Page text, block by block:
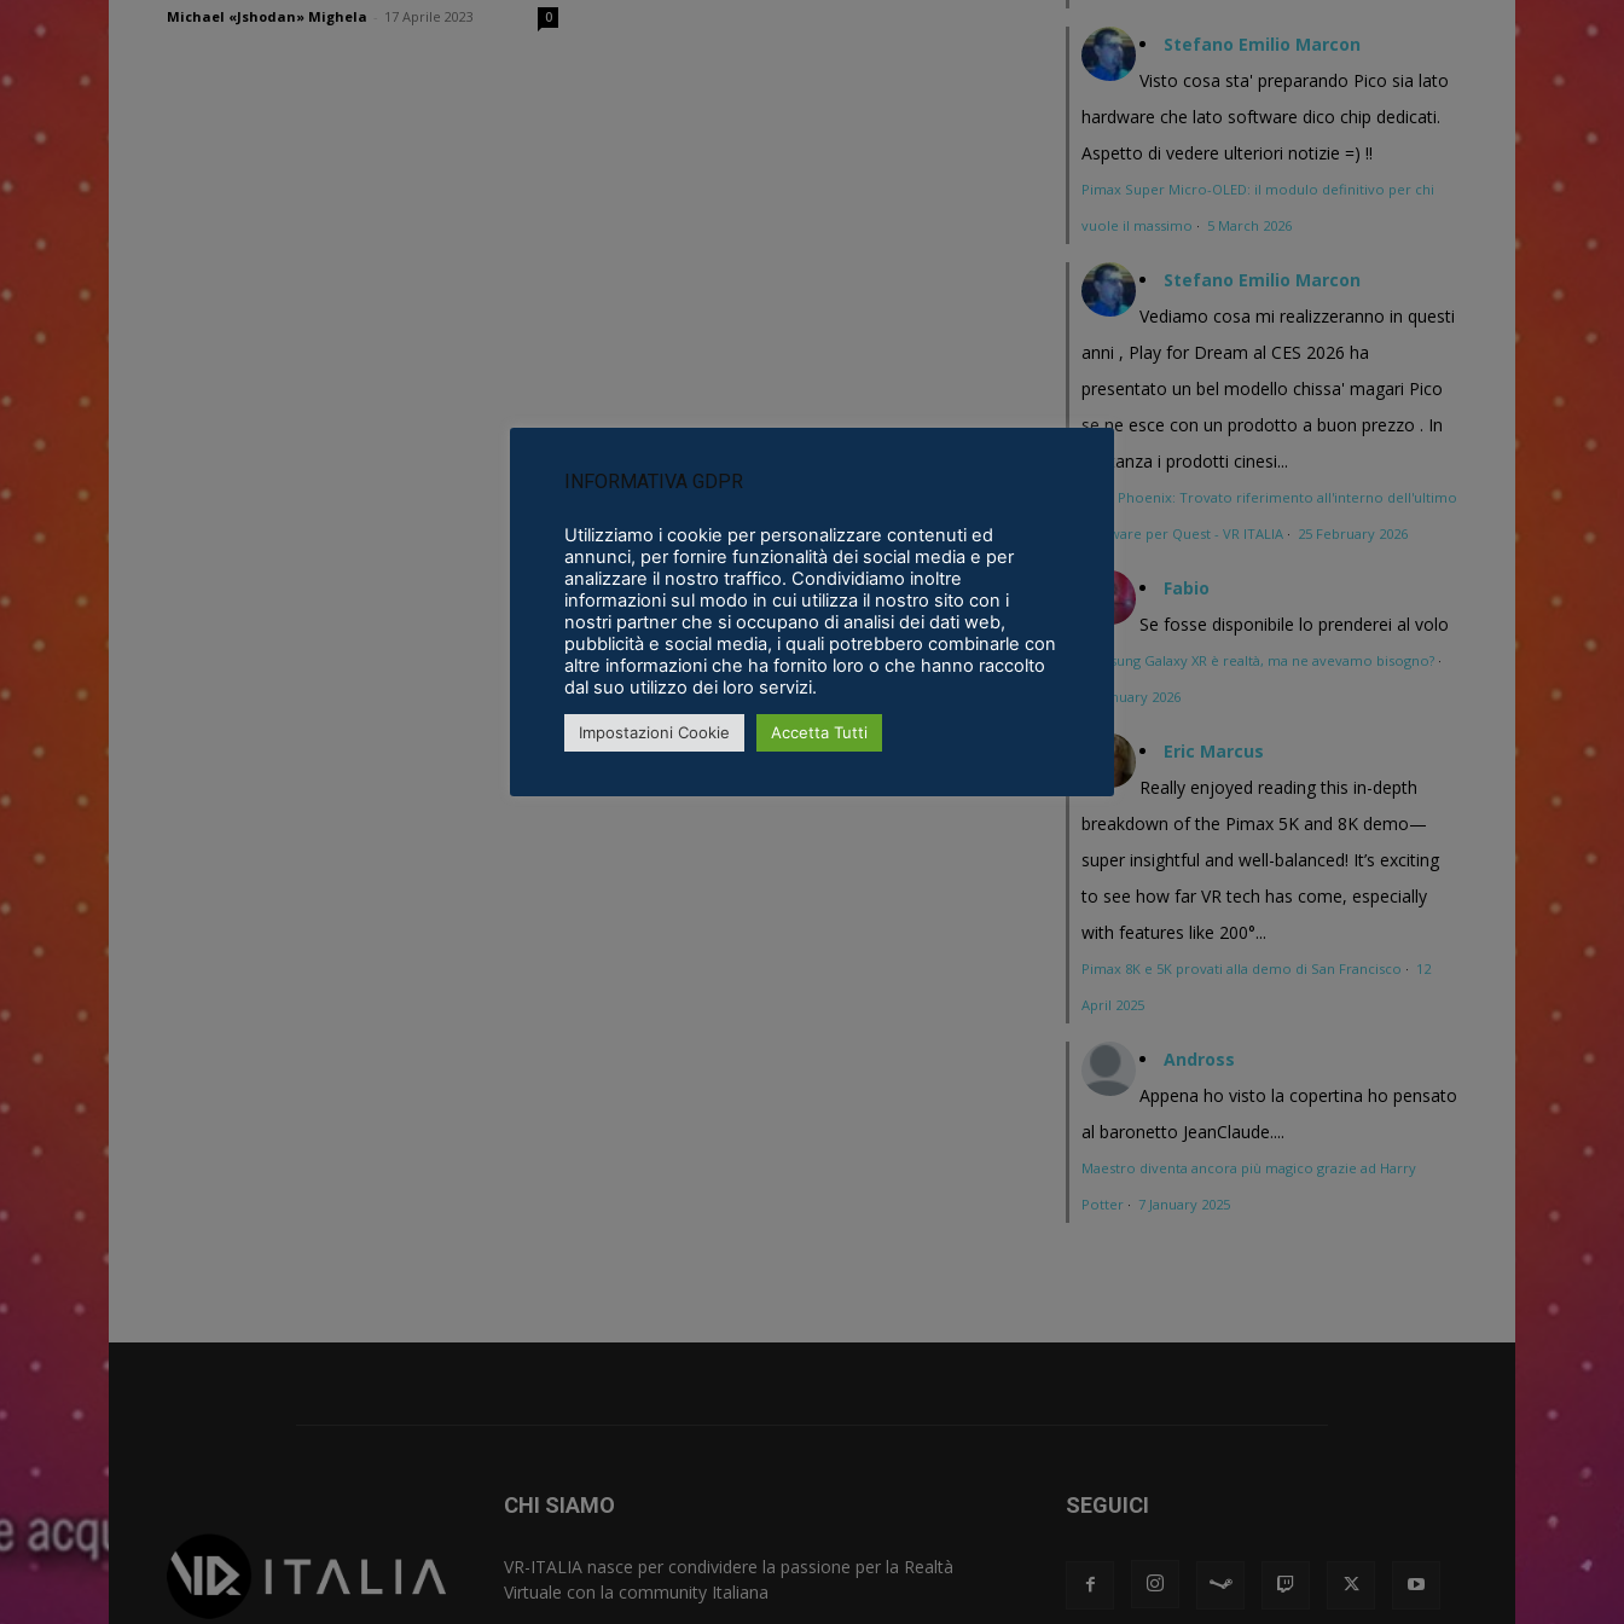
Michael «Jshodan» Mighela 17 Aprile 2023 0
Stefano Emilio Marcon
Visto cosa sta' preparando Pico sia lato
hardware che lato software dico chip dedicati.
Aspetto di vedere ulteriori notizie =) !!
Pimax Super Micro-OLED: il modulo definitivo per chi
vuole il massimo · 5 March 2026
Stefano Emilio Marcon
Vediamo cosa mi realizzeranno in questi
anni , Play for Dream al CES 2026 ha
presentato un bel modello chissa' magari Pico
se ne esce con un prodotto a buon prezzo . In
sostanza i prodotti cinesi...
Meta Phoenix: Trovato riferimento all'interno dell'ultimo
firmware per Quest - VR ITALIA · 25 February 2026
Fabio
Se fosse disponibile lo prenderei al volo
Samsung Galaxy XR è realtà, ma ne avevamo bisogno? ·
16 January 2026
Eric Marcus
Really enjoyed reading this in-depth
breakdown of the Pimax 5K and 8K demo—
super insightful and well-balanced! It’s exciting
to see how far VR tech has come, especially
with features like 200°...
Pimax 8K e 5K provati alla demo di San Francisco · 12
April 2025
Andross
Appena ho visto la copertina ho pensato
al baronetto JeanClaude....
Maestro diventa ancora più magico grazie ad Harry
Potter · 7 January 2025
CHI SIAMO
VR-ITALIA nasce per condividere la passione per la Realtà
Virtuale con la community Italiana
SEGUICI
INFORMATIVA GDPR
Utilizziamo i cookie per personalizzare contenuti ed
annunci, per fornire funzionalità dei social media e per
analizzare il nostro traffico. Condividiamo inoltre
informazioni sul modo in cui utilizza il nostro sito con i
nostri partner che si occupano di analisi dei dati web,
pubblicità e social media, i quali potrebbero combinarle con
altre informazioni che ha fornito loro o che hanno raccolto
dal suo utilizzo dei loro servizi.
Impostazioni Cookie Accetta Tutti